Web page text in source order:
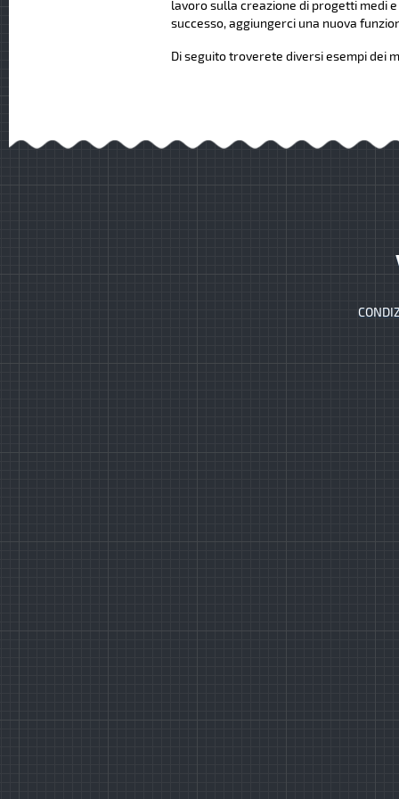
lavoro sulla creazione di progetti medi
successo, aggiungerci una nuova
Di seguito troverete diversi esempi dei